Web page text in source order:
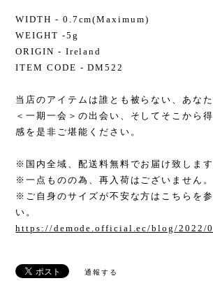
WIDTH - 0.7cm(Maximum)
WEIGHT -5g
ORIGIN - Ireland
ITEM CODE - DM522
当店のアイテムは誰とも被らない、あな
＜一期一会＞の出会い、そしてそこから
感を是非ご堪能ください。
※国内全域、配送料無料でお届け致します
※一点ものの為、再入荷はございません。
※ご自身のサイズが不安な方はこちらを
い。
https://demode.official.ec/blog/2022/
通報する